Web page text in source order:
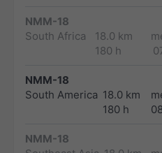
NMM-18
South Africa
18.0 km
180 h
NMM-18
South America 18.0 km
180 h
NMM-18